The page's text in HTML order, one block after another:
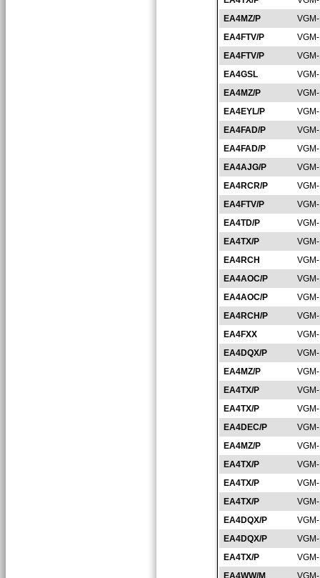
EA4MZ/P
EA4FTV/P
EA4FTV/P
EA4GSL
EA4MZ/P
EA4EYL/P
EA4FAD/P
EA4FAD/P
EA4AJG/P
EA4RCR/P
EA4FTV/P
EA4TD/P
EA4TX/P
EA4RCH
EA4AOC/P
EA4AOC/P
EA4RCH/P
EA4FXX
EA4DQX/P
EA4MZ/P
EA4TX/P
EA4TX/P
EA4DEC/P
EA4MZ/P
EA4TX/P
EA4TX/P
EA4TX/P
EA4DQX/P
EA4DQX/P
EA4TX/P
EA4WW/M